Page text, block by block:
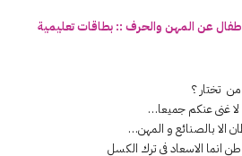
عن المهن والحرف :: بطاقات تعليمية
تختار ؟
غنى عنكم جميعا…
الا بالصنائع و المهن…
انما الاسعاد في ترك الكسل